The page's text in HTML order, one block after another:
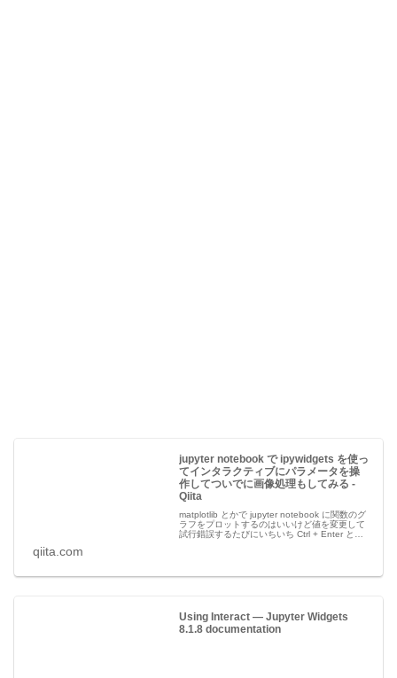
jupyter notebook で ipywidgets を使っ
てインタラクティブにパラメータを操
作してついでに画像処理もしてみる -
Qiita
matplotlib とかで jupyter notebook に関数のグ
ラフをプロットするのはいいけど値を変更して
試行錯誤するたびにいちいち Ctrl + Enter とか
qiita.com
Using Interact — Jupyter Widgets
8.1.8 documentation